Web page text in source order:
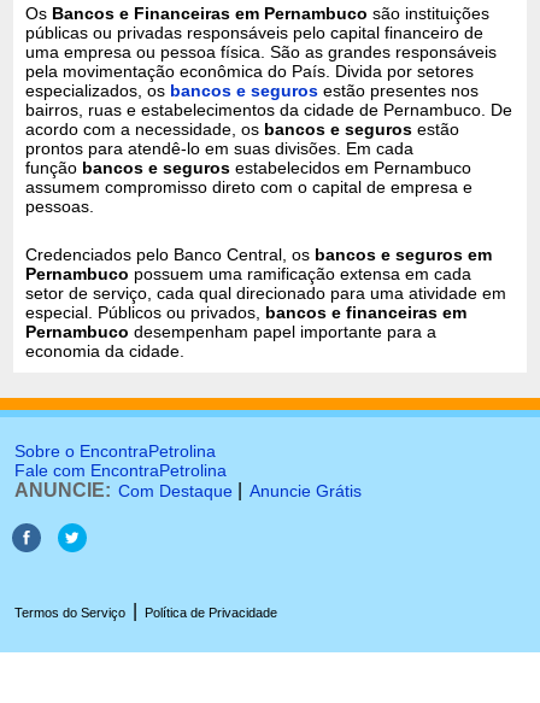
Os Bancos e Financeiras em Pernambuco são instituições
públicas ou privadas responsáveis pelo capital financeiro de
uma empresa ou pessoa física. São as grandes responsáveis
pela movimentação econômica do País. Divida por setores
especializados, os bancos e seguros estão presentes nos
bairros, ruas e estabelecimentos da cidade de Pernambuco. De
acordo com a necessidade, os bancos e seguros estão
prontos para atendê-lo em suas divisões. Em cada
função bancos e seguros estabelecidos em Pernambuco
assumem compromisso direto com o capital de empresa e
pessoas.
Credenciados pelo Banco Central, os bancos e seguros em
Pernambuco possuem uma ramificação extensa em cada
setor de serviço, cada qual direcionado para uma atividade em
especial. Públicos ou privados, bancos e financeiras em
Pernambuco desempenham papel importante para a
economia da cidade.
Sobre o EncontraPetrolina
Fale com EncontraPetrolina
ANUNCIE: Com Destaque Anuncie Grátis
Termos do Serviço Política de Privacidade